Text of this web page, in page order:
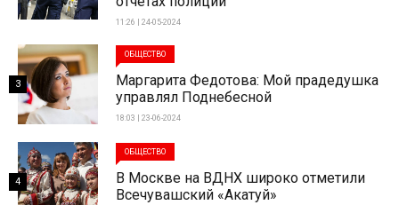
11:26 | 24-05-2024
ОБЩЕСТВО
Маргарита Федотова: Мой прадедушка
управлял Поднебесной
18:03 | 23-06-2024
3
ОБЩЕСТВО
В Москве на ВДНХ широко отметили
Всечувашский «Акатуй»
4